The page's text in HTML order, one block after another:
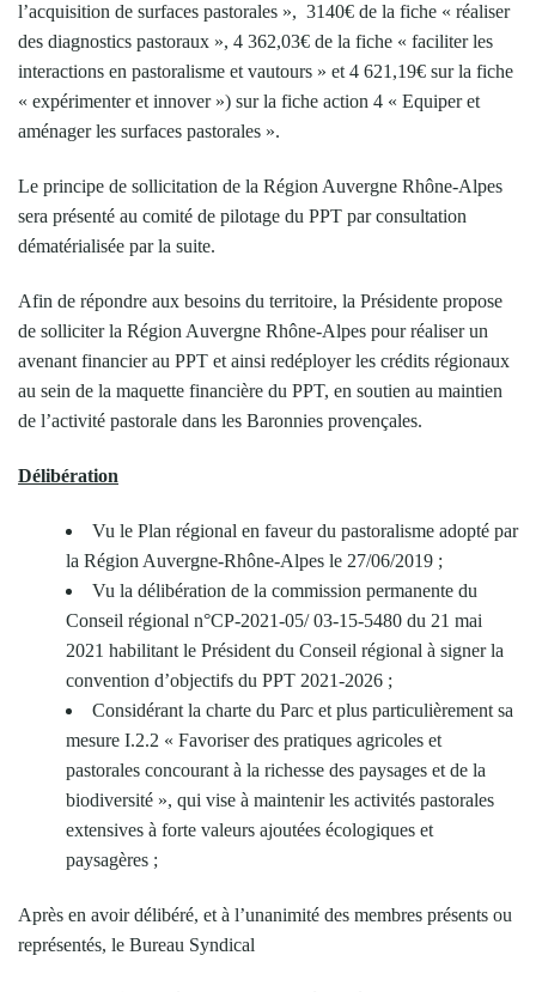
l’acquisition de surfaces pastorales », 3140€ de la fiche « réaliser
des diagnostics pastoraux », 4 362,03€ de la fiche « faciliter les
interactions en pastoralisme et vautours » et 4 621,19€ sur la fiche
« expérimenter et innover ») sur la fiche action 4 « Equiper et
aménager les surfaces pastorales ».
Le principe de sollicitation de la Région Auvergne Rhône-Alpes
sera présenté au comité de pilotage du PPT par consultation
dématérialisée par la suite.
Afin de répondre aux besoins du territoire, la Présidente propose
de solliciter la Région Auvergne Rhône-Alpes pour réaliser un
avenant financier au PPT et ainsi redéployer les crédits régionaux
au sein de la maquette financière du PPT, en soutien au maintien
de l’activité pastorale dans les Baronnies provençales.
Délibération
Vu le Plan régional en faveur du pastoralisme adopté par
la Région Auvergne-Rhône-Alpes le 27/06/2019 ;
Vu la délibération de la commission permanente du
Conseil régional n°CP-2021-05/ 03-15-5480 du 21 mai
2021 habilitant le Président du Conseil régional à signer la
convention d’objectifs du PPT 2021-2026 ;
Considérant la charte du Parc et plus particulièrement sa
mesure I.2.2 « Favoriser des pratiques agricoles et
pastorales concourant à la richesse des paysages et de la
biodiversité », qui vise à maintenir les activités pastorales
extensives à forte valeurs ajoutées écologiques et
paysagères ;
Après en avoir délibéré, et à l’unanimité des membres présents ou
représentés, le Bureau Syndical